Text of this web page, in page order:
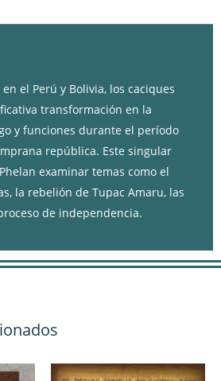
el Perú y Bolivia, los caciques
transformación en la
y funciones durante el período
república. Este singular
examinar temas como el
la rebelión de Tupac Amaru, las
de independencia.